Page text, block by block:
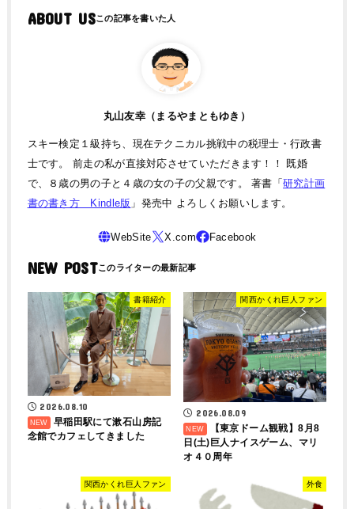
ABOUT US
丸山友幸（まるやまともゆき）
スキー検定１級持ち、現在テクニカル挑戦中の税理士・行政書
士です。 前走の私が直接対応させていただきます！！ 既婚
で、８歳の男の子と４歳の女の子の父親です。 著書「研究計画
書の書き方 Kindle版 」発売中 よろしくお願いします。
NEW POST
書籍紹介
2026.08.10
早稲田駅にて漱石山房記
念館でカフェしてきました
関西かくれ巨人ファン
2026.08.09
【東京ドーム観戦】8月8
日(土)巨人ナイスゲーム、マリ
オ４０周年
関西かくれ巨人ファン 外食